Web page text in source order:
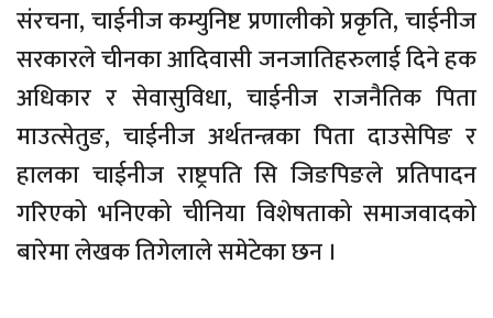
संरचना, चाईनीज कम्युनिष्ट प्रणालीको प्रकृति, चाईनीज
सरकारले चीनका आदिवासी जनजातिहरुलाई दिने हक
अधिकार र सेवासुविधा, चाईनीज राजनैतिक पिता
माउत्सेतुङ, चाईनीज अर्थतन्त्रका पिता दाउसेपिङ र
हालका चाईनीज राष्ट्रपति सि जिङपिङले प्रतिपादन
गरिएको भनिएको चीनिया विशेषताको समाजवादको
बारेमा लेखक तिगेलाले समेटेका छन ।